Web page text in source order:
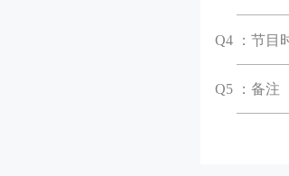
Q4 ：节目
Q5 ：备注